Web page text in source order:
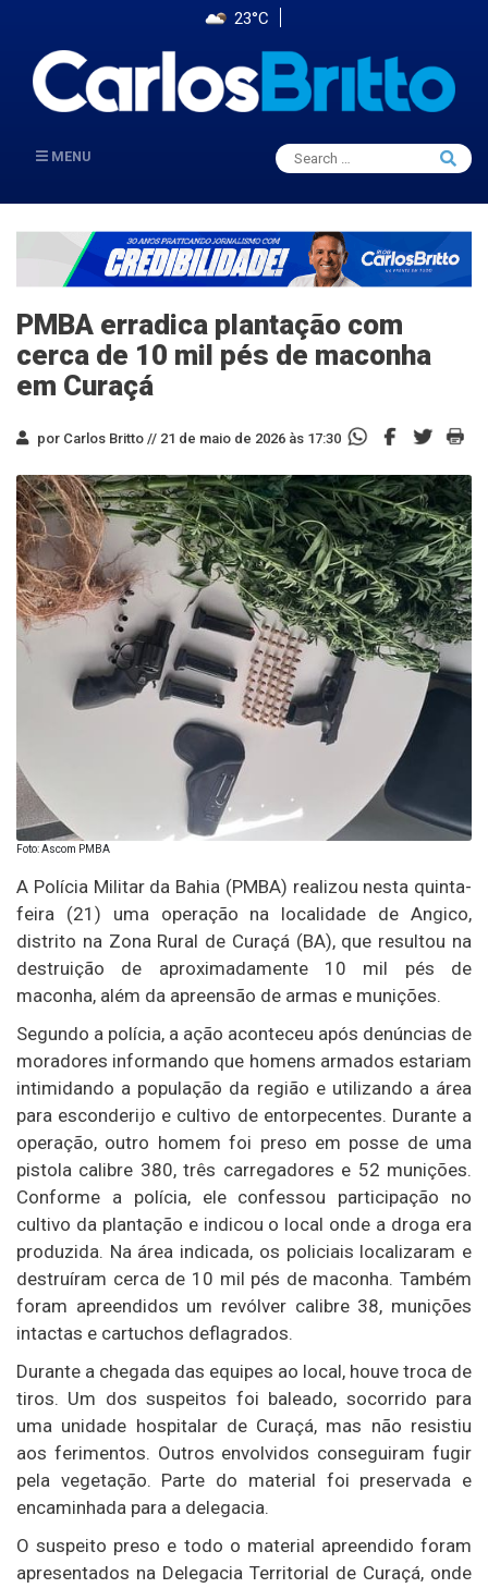
23°C
MENU
Search
for:
Search
PMBA erradica plantação com
cerca de 10 mil pés de maconha
em Curaçá
por Carlos Britto // 21 de maio de 2026 às 17:30
Foto: Ascom PMBA
A Polícia Militar da Bahia (PMBA) realizou nesta quinta-
feira (21) uma operação na localidade de Angico,
distrito na Zona Rural de Curaçá (BA), que resultou na
destruição de aproximadamente 10 mil pés de
maconha, além da apreensão de armas e munições.
Segundo a polícia, a ação aconteceu após denúncias de
moradores informando que homens armados estariam
intimidando a população da região e utilizando a área
para esconderijo e cultivo de entorpecentes. Durante a
operação, outro homem foi preso em posse de uma
pistola calibre 380, três carregadores e 52 munições.
Conforme a polícia, ele confessou participação no
cultivo da plantação e indicou o local onde a droga era
produzida. Na área indicada, os policiais localizaram e
destruíram cerca de 10 mil pés de maconha. Também
foram apreendidos um revólver calibre 38, munições
intactas e cartuchos deflagrados.
Durante a chegada das equipes ao local, houve troca de
tiros. Um dos suspeitos foi baleado, socorrido para
uma unidade hospitalar de Curaçá, mas não resistiu
aos ferimentos. Outros envolvidos conseguiram fugir
pela vegetação. Parte do material foi preservada e
encaminhada para a delegacia.
O suspeito preso e todo o material apreendido foram
apresentados na Delegacia Territorial de Curaçá, onde